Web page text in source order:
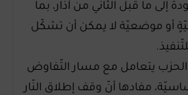
ما قبل الثّاني من آذار، بما
أو موضعيّة لا يمكن أن تشكّل
الحزب يتعامل مع مسار التّفاوض
مفادها أنّ وقف إطلاق النّار